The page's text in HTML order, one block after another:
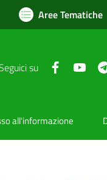
Aree Tematiche
su Facebook
all'informazione